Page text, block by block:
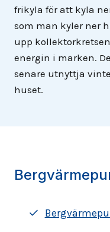
frikyla för att kyla
som man kyler ner
upp
energin i marken.
senare utnyttja
huset.